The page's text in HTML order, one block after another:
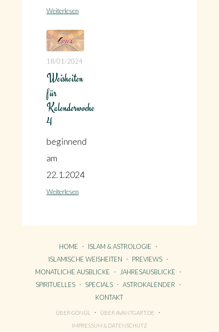
Weiterlesen
18/01/2024
Weisheiten
für
Kalenderwoche
4
beginnend
am
22.1.2024
Weiterlesen
HOME
ISLAM & ASTROLOGIE
ISLAMISCHE WEISHEITEN
PREVIEWS
MONATLICHE AUSBLICKE
JAHRESAUSBLICKE
SPIRITUELLES
SPECIALS
ASTROKALENDER
KONTAKT
ÜBER GÖNÜL
ÜBER AVANTGART.DE
IMPRESSUM & DATENSCHUTZ